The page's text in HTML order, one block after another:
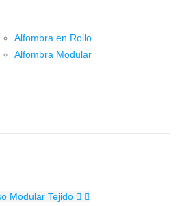
Alfombra en Rollo
Alfombra Modular
Modular Tejido